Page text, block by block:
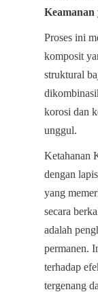
Keamanan
Proses ini
komposit
struktural
korosi dan
unggul.
Ketahanan
dengan
yang
secara
adalah
permanen.
terhadap
tergenang